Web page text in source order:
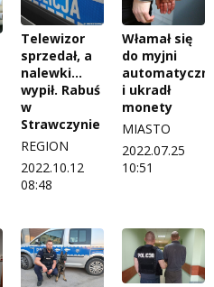
Telewizor
sprzedał, a
nalewki…
wypił. Rabuś
w
Strawczynie
REGION
2022.10.12
08:48
Włamał się
do myjni
i ukradł
monety
MIASTO
2022.07.25
10:51